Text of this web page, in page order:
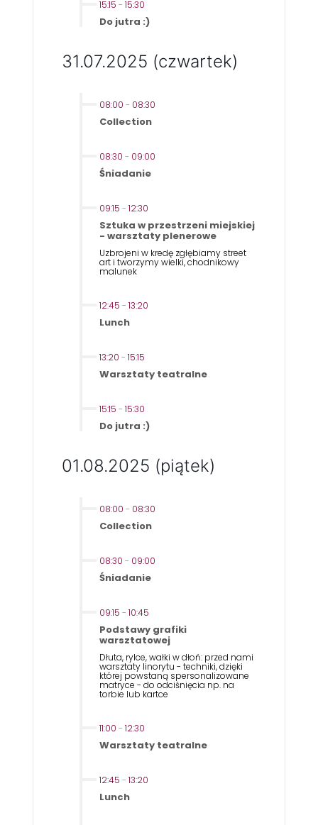
15:15 - 15:30
Do jutra :)
31.07.2025 (czwartek)
08:00 - 08:30
Collection
08:30 - 09:00
Śniadanie
09:15 - 12:30
Sztuka w przestrzeni miejskiej
- warsztaty plenerowe
Uzbrojeni w kredę zgłębiamy street
art i tworzymy wielki, chodnikowy
malunek
12:45 - 13:20
Lunch
13:20 - 15:15
Warsztaty teatralne
15:15 - 15:30
Do jutra :)
01.08.2025 (piątek)
08:00 - 08:30
Collection
08:30 - 09:00
Śniadanie
09:15 - 10:45
Podstawy grafiki
warsztatowej
Dłuta, rylce, wałki w dłoń: przed nami
warsztaty linorytu - techniki, dzięki
której powstaną spersonalizowane
matryce - do odciśnięcia np. na
torbie lub kartce
11:00 - 12:30
Warsztaty teatralne
12:45 - 13:20
Lunch